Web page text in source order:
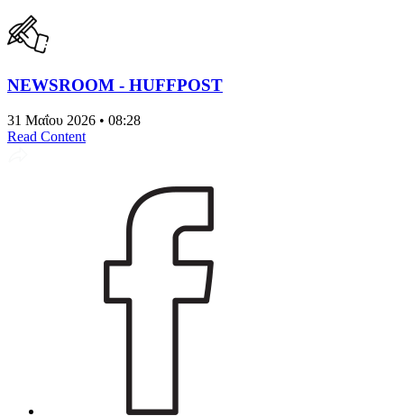
NEWSROOM - HUFFPOST
31 Μαΐου 2026 • 08:28
Read Content